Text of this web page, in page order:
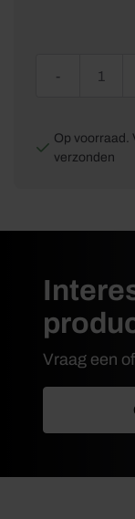
Op voorraad.
verzonden
Vraag een